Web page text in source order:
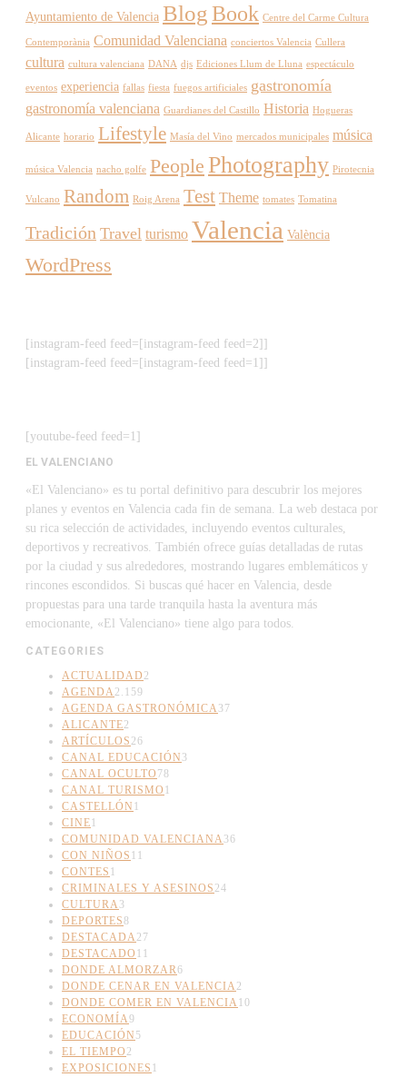
Ayuntamiento de Valencia BlogBook Centre del Carme Cultura
Contemporània Comunidad Valenciana conciertos Valencia Cullera
cultura cultura valenciana DANA djs Ediciones Llum de Lluna espectáculo
eventos experiencia fallas fiesta fuegos artificiales gastronomía
gastronomía valenciana Guardianes del Castillo Historia Hogueras
Alicante horario Lifestyle Masía del Vino mercados municipales música
música Valencia nacho golfe People Photography Pirotecnia
Vulcano Random Roig Arena Test Theme tomates Tomatina
Tradición Travel turismo Valencia València
WordPress
[instagram-feed feed=[instagram-feed feed=2]]
[instagram-feed feed=[instagram-feed feed=1]]
[youtube-feed feed=1]
EL VALENCIANO
«El Valenciano» es tu portal definitivo para descubrir los mejores
planes y eventos en Valencia cada fin de semana. La web destaca por
su rica selección de actividades, incluyendo eventos culturales,
deportivos y recreativos. También ofrece guías detalladas de rutas
por la ciudad y sus alrededores, mostrando lugares emblemáticos y
rincones escondidos. Si buscas qué hacer en Valencia, desde
propuestas para una tarde tranquila hasta la aventura más
emocionante, «El Valenciano» tiene algo para todos.
CATEGORIES
ACTUALIDAD 2
AGENDA2.159
AGENDA GASTRONÓMICA37
ALICANTE2
ARTÍCULOS 26
CANAL EDUCACIÓN 3
CANAL OCULTO 78
CANAL TURISMO 1
CASTELLÓN 1
CINE1
COMUNIDAD VALENCIANA36
CON NIÑOS 11
CONTES 1
CRIMINALES Y ASESINOS 24
CULTURA3
DEPORTES8
DESTACADA27
DESTACADO 11
DONDE ALMORZAR6
DONDE CENAR EN VALENCIA2
DONDE COMER EN VALENCIA10
ECONOMÍA9
EDUCACIÓN 5
EL TIEMPO 2
EXPOSICIONES 1